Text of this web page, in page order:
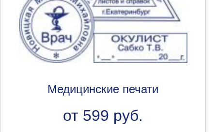
Медицинские печати
от 599 руб.